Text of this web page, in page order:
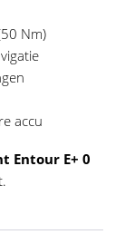
Nm)
accu
Entour E+ 0